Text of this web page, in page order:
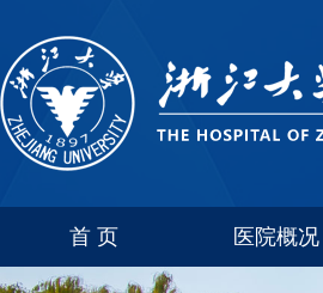
首 页 医院概况